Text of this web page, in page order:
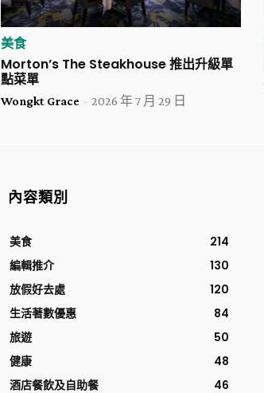
美食
Morton’s The Steakhouse 推出升級單
點菜單
Wongkt Grace - 2026 年 7 月 29 日
內容類別
美食
214
編輯推介
130
放假好去處
120
生活著數優惠
84
旅遊
50
健康
48
酒店餐飲及自助餐
46